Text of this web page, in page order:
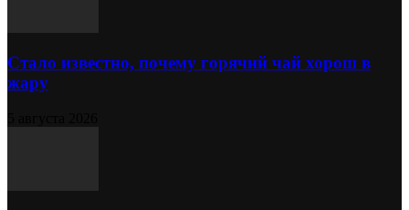
Стало известно, почему горячий чай хорош в
жару